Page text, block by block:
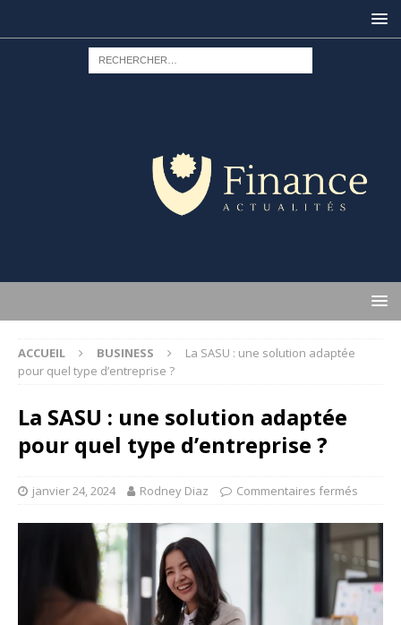
ACCUEIL BUSINESS
La SASU : une solution adaptée
pour quel type d’entreprise ?
La SASU : une solution adaptée
pour quel type d’entreprise ?
janvier 24, 2024 Rodney Diaz Commentaires fermés